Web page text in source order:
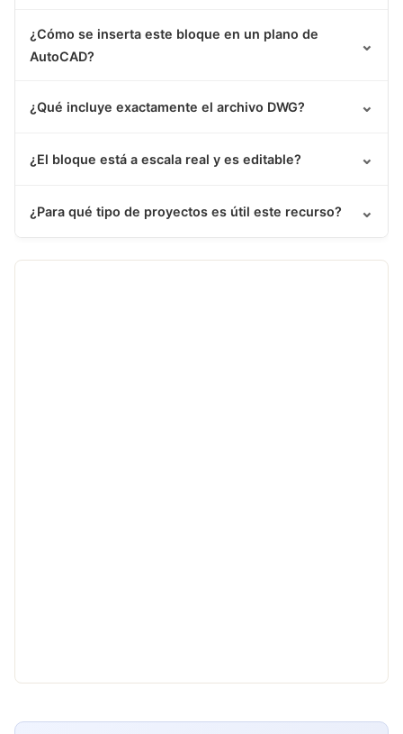
¿Cómo se inserta este bloque en un plano de
AutoCAD?
⌄
¿Qué incluye exactamente el archivo DWG? ⌄
¿El bloque está a escala real y es editable? ⌄
¿Para qué tipo de proyectos es útil este recurso? ⌄